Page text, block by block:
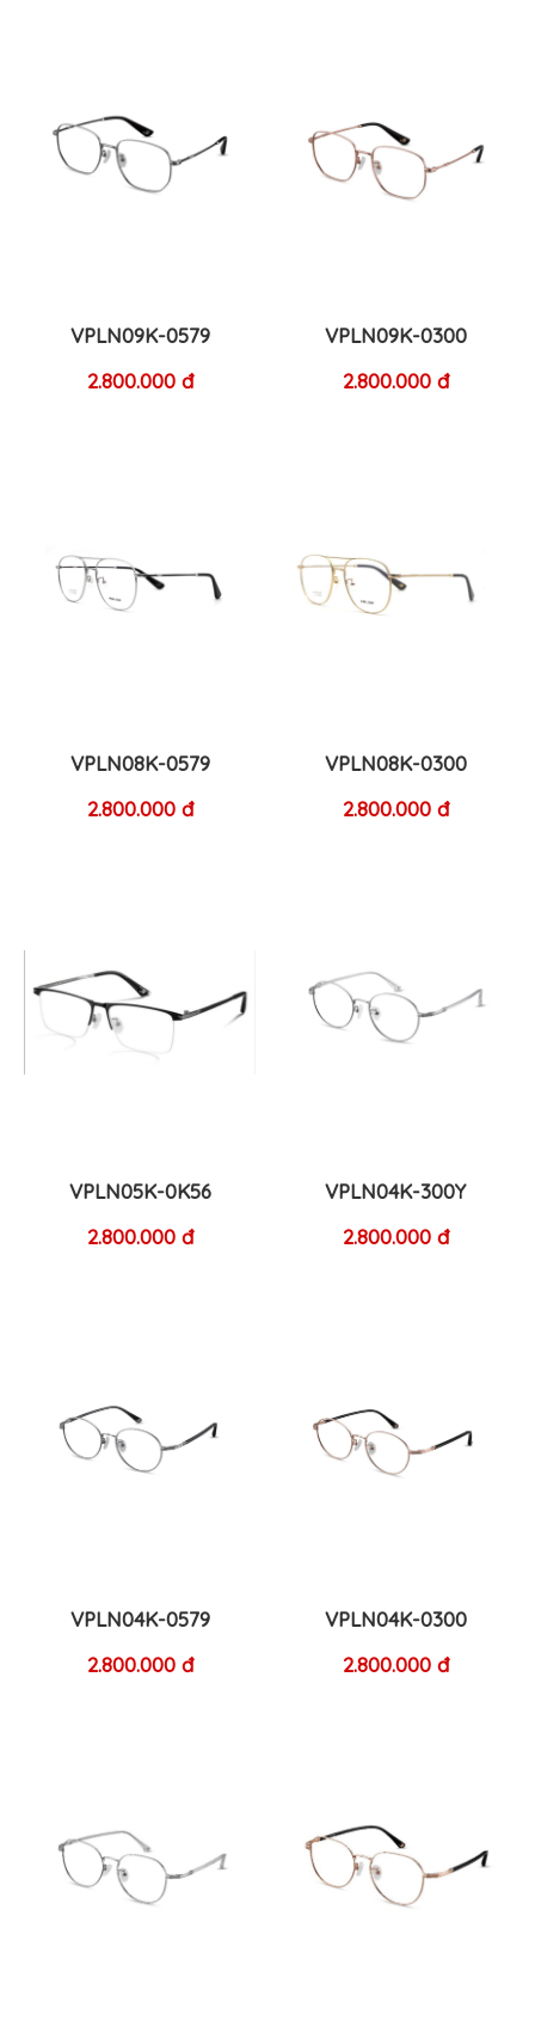
VPLN09K-0579
2.800.000 đ
VPLN09K-0300
2.800.000 đ
VPLN08K-0579
2.800.000 đ
VPLN08K-0300
2.800.000 đ
VPLN05K-0K56
2.800.000 đ
VPLN04K-300Y
2.800.000 đ
VPLN04K-0579
2.800.000 đ
VPLN04K-0300
2.800.000 đ